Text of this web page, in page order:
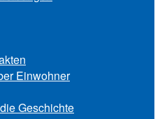
Ein‍woh‍ner
Geschichte